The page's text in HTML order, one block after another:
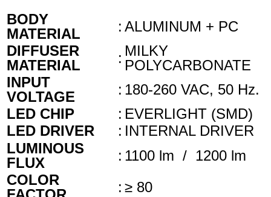
BODY
MATERIAL
: ALUMINUM + PC
DIFFUSER
MATERIAL
: MILKY
POLYCARBONATE
INPUT
VOLTAGE
: 180-260 VAC, 50 Hz.
LED CHIP
: EVERLIGHT (SMD)
LED DRIVER
: INTERNAL DRIVER
LUMINOUS
FLUX
: 1100 lm / 1200 lm
COLOR
: ≥ 80